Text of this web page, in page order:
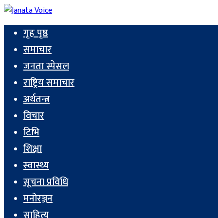
गृह पृष्ठ
समाचार
जनता स्पेसल
राष्ट्रिय समाचार
अर्थतन्त्र
विचार
टिभि
शिक्षा
स्वास्थ्य
सूचना प्रविधि
मनोरञ्जन